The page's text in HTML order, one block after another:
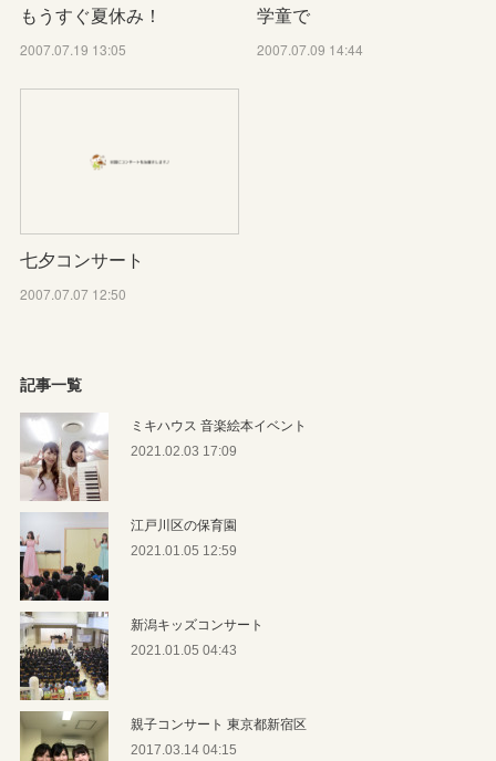
もうすぐ夏休み！
2007.07.19 13:05
学童で
2007.07.09 14:44
七夕コンサート
2007.07.07 12:50
記事一覧
ミキハウス 音楽絵本イベント
2021.02.03 17:09
江戸川区の保育園
2021.01.05 12:59
新潟キッズコンサート
2021.01.05 04:43
親子コンサート 東京都新宿区
2017.03.14 04:15